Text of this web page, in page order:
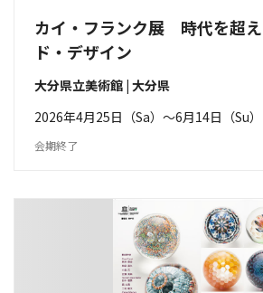
カイ・フランク展 時代を超
ド・デザイン
大分県立美術館 | 大分県
2026年4月25日（Sa）〜6月14日（Su）
会期終了